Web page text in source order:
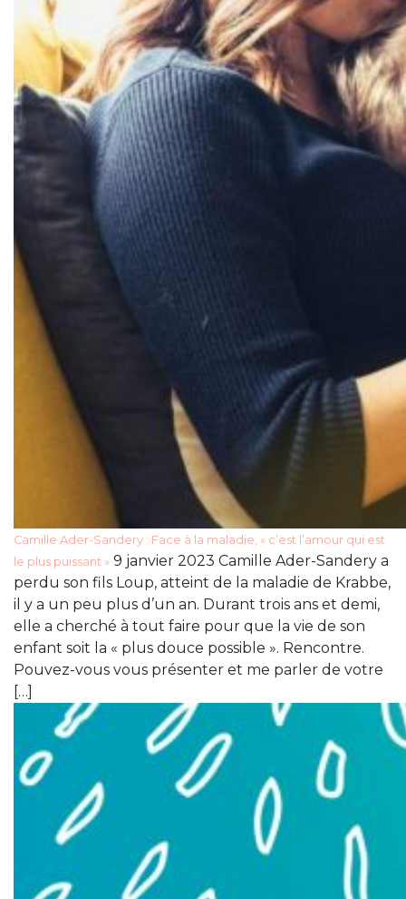
Camille Ader-Sandery : Face à la maladie, « c’est l’amour qui est
le plus puissant » 9 janvier 2023 Camille Ader-Sandery a
perdu son fils Loup, atteint de la maladie de Krabbe,
il y a un peu plus d’un an. Durant trois ans et demi,
elle a cherché à tout faire pour que la vie de son
enfant soit la « plus douce possible ». Rencontre.
Pouvez-vous vous présenter et me parler de votre
[…]